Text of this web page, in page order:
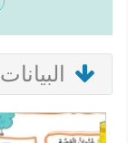
البيانات